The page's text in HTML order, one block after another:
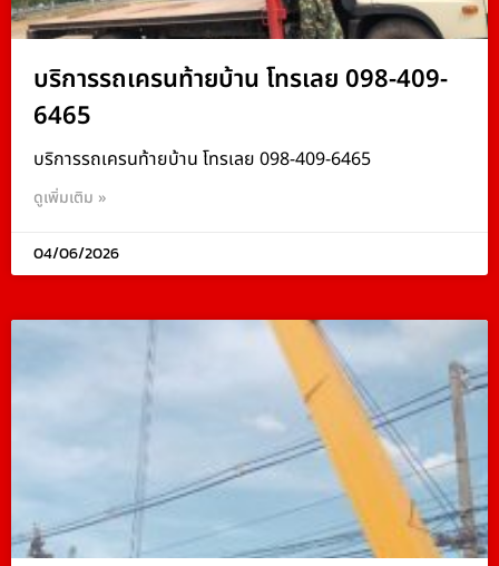
บริการรถเครนท้ายบ้าน โทรเลย 098-409-
6465
บริการรถเครนท้ายบ้าน โทรเลย 098-409-6465
ดูเพิ่มเติม »
04/06/2026